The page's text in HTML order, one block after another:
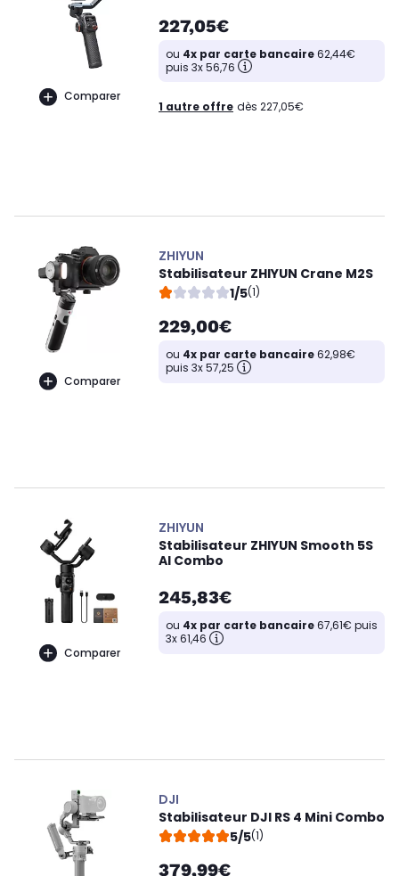
Comparer
227,05€
ou 4x par carte bancaire62,44€
puis 3x 56,76
1 autre offre dès 227,05€
Comparer
ZHIYUN
Stabilisateur ZHIYUN Crane M2S
1/5(1)
229,00€
ou 4x par carte bancaire62,98€
puis 3x 57,25
Comparer
ZHIYUN
Stabilisateur ZHIYUN Smooth 5S
AI Combo
245,83€
ou 4x par carte bancaire67,61€ puis
3x 61,46
DJI
Stabilisateur DJI RS 4 Mini Combo
5/5(1)
379,99€